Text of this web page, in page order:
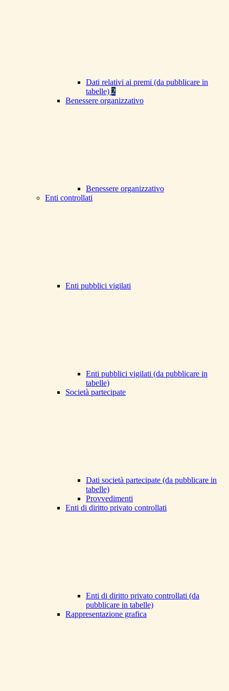
Dati relativi ai premi (da pubblicare in
tabelle) 2
Benessere organizzativo
Benessere organizzativo
Enti controllati
Enti pubblici vigilati
Enti pubblici vigilati (da pubblicare in
tabelle)
Società partecipate
Dati società partecipate (da pubblicare in
tabelle)
Provvedimenti
Enti di diritto privato controllati
Enti di diritto privato controllati (da
pubblicare in tabelle)
Rappresentazione grafica